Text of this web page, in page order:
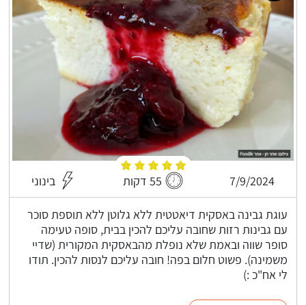
7/9/2024 55 דקות בינוני
עוגת גבינה באסקית דיאטטית ללא גלוטן ללא תוספת סוכר
עם גבינות רזות שחובה עליכם להכין בבית, סופה טעימה
סופר שווה ובאמת שלא נופלת מהבאסקית המקורית (שדיי
משמינה). פשוט חלום בפה! חובה עליכם לנסות להכין. תודו
לי אח"כ :)